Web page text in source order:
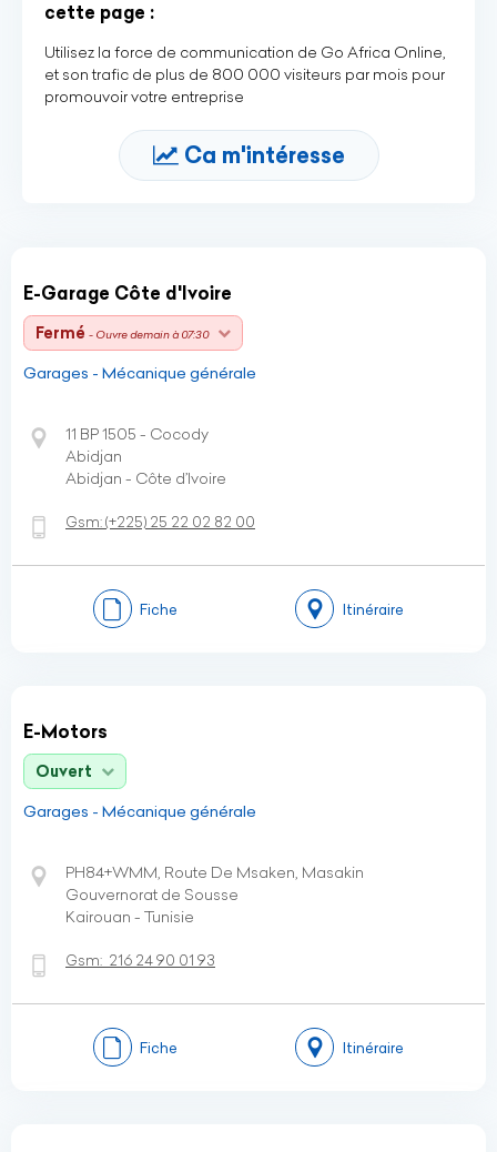
cette page :
Utilisez la force de communication de Go Africa Online,
et son trafic de plus de 800 000 visiteurs par mois pour
promouvoir votre entreprise
Ca m'intéresse
E-Garage Côte d'Ivoire
Fermé - Ouvre demain à 07:30
Garages - Mécanique générale
11 BP 1505 - Cocody
Abidjan
Abidjan - Côte d’Ivoire
Gsm:(+225) 25 22 02 82 00
Fiche Itinéraire
E-Motors
Ouvert
Garages - Mécanique générale
PH84+WMM, Route De Msaken, Masakin
Gouvernorat de Sousse
Kairouan - Tunisie
Gsm: 216 24 90 01 93
Fiche Itinéraire